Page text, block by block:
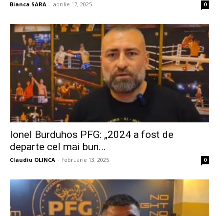
Bianca SARA - aprilie 17, 2025 0
Ionel Burduhos PFG: „2024 a fost de
departe cel mai bun...
Claudiu OLINCA - februarie 13, 2025 0